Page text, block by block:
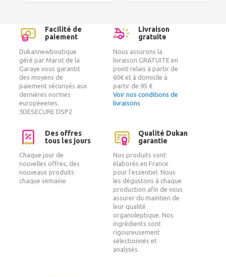
Facilité de
paiement
Dukannewboutique
géré par Marot de la
Garaye vous garantit
des moyens de
paiement sécurisés aux
dernières normes
européeenes.
3DESECURE DSP2
Livraison
gratuite
Nous assurons la
livraison GRATUITE en
point relais à partir de
60€ et à domicile à
partir de 95 €
Voir nos conditions de
livraisons
Des offres
tous les jours
Chaque jour de
nouvelles offres, des
nouveaux produits
chaque semaine
Qualité Dukan
garantie
Nos produits sont
élaborés en France
pour l'essentiel. Nous
les dégustons à chaque
production afin de vous
assurer du maintien de
leur qualité
organoleptique. Nos
ingrédients sont
rigoureusement
sélectionnés et
analysés.